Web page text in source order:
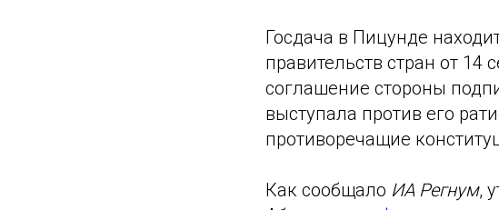
Госдача в Пицунде
правительств стран от 14
соглашение стороны
выступала против его
противоречащие
Как сообщало ИА Регнум,